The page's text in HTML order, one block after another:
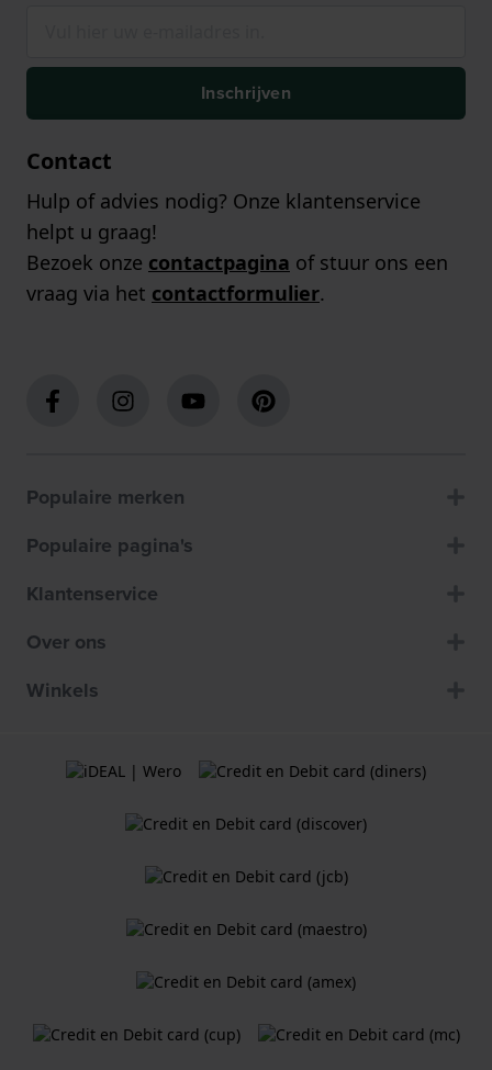
Inschrijven
Contact
Hulp of advies nodig? Onze klantenservice
helpt u graag!
Bezoek onze contactpagina of stuur ons een
vraag via het contactformulier.
Populaire merken
Populaire pagina's
Klantenservice
Over ons
Winkels